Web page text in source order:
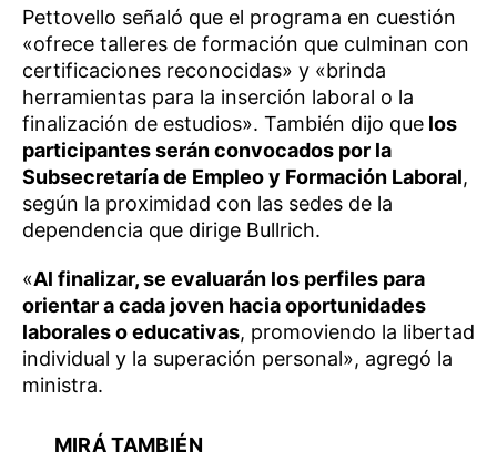
Pettovello señaló que el programa en cuestión
«ofrece talleres de formación que culminan con
certificaciones reconocidas» y «brinda
herramientas para la inserción laboral o la
finalización de estudios». También dijo que los
participantes serán convocados por la
Subsecretaría de Empleo y Formación Laboral,
según la proximidad con las sedes de la
dependencia que dirige Bullrich.
«Al finalizar, se evaluarán los perfiles para
orientar a cada joven hacia oportunidades
laborales o educativas, promoviendo la libertad
individual y la superación personal», agregó la
ministra.